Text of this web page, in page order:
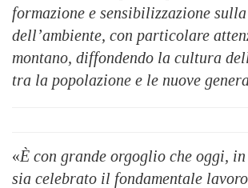
formazione e sensibilizzazione
dell’ambiente, con particolare
montano, diffondendo la cultura
tra la popolazione e le nuove
«È con grande orgoglio che oggi, in
sia celebrato il fondamentale